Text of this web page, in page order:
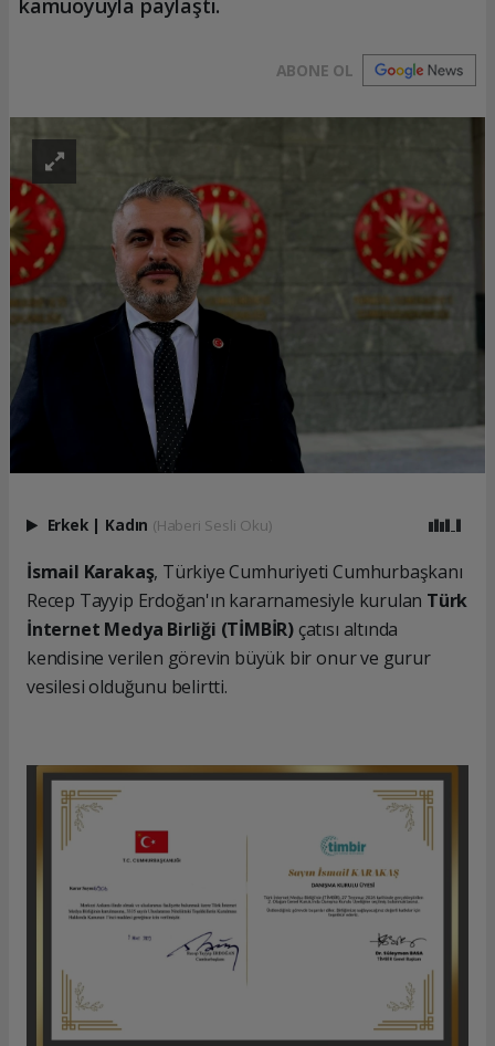
ABONE OL
Erkek | Kadın (Haberi Sesli Oku)
İsmail Karakaş, Türkiye Cumhuriyeti Cumhurbaşkanı
Recep Tayyip Erdoğan'ın kararnamesiyle kurulan Türk
İnternet Medya Birliği (TİMBİR)çatısı altında
kendisine verilen görevin büyük bir onur ve gurur
vesilesi olduğunu belirtti.